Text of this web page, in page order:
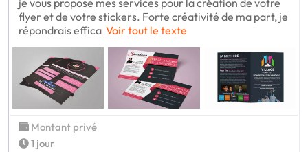
je vous propose mes services pour la création de votre
flyer et de votre stickers. Forte créativité de ma part, je
répondrais effica Voir tout le texte
Montant privé
1 jour